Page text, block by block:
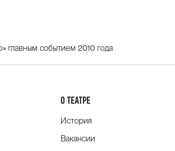
главным событием 2010 года
О ТЕАТРЕ
История
Вакансии